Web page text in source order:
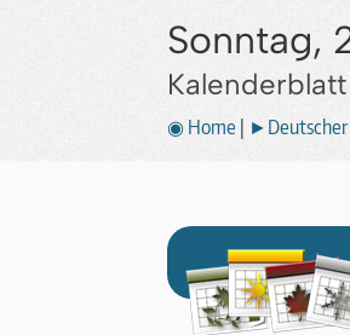
Sonntag,
◉ Home ►Deutscher